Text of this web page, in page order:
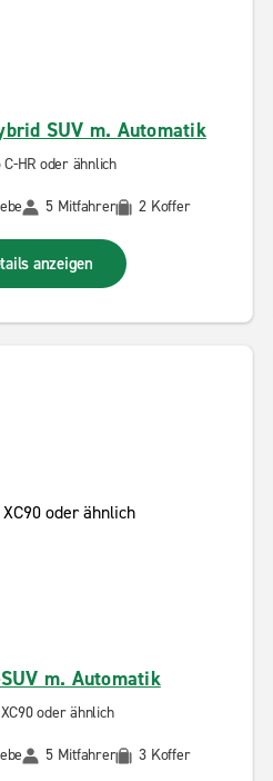
SUV m. Automatik
C-HR oder ähnlich
5 Mitfahrer 2 Koffer
anzeigen
m. Automatik
oder ähnlich
5 Mitfahrer 3 Koffer